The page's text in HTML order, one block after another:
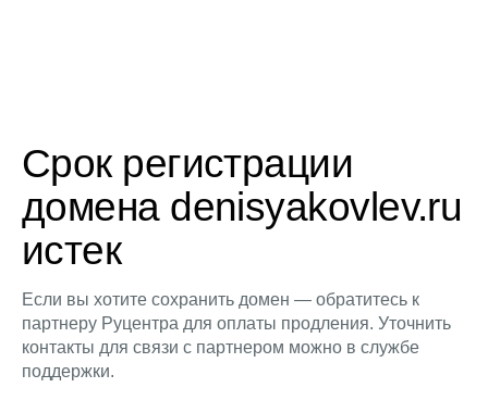
Срок регистрации
домена denisyakovlev.ru
истек
Если вы хотите сохранить домен — обратитесь к
партнеру Руцентра для оплаты продления. Уточнить
контакты для связи с партнером можно в службе
поддержки.